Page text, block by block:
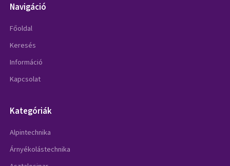
Navigáció
Főoldal
Keresés
Információ
Kapcsolat
Kategóriák
Alpintechnika
Árnyékolástechnika